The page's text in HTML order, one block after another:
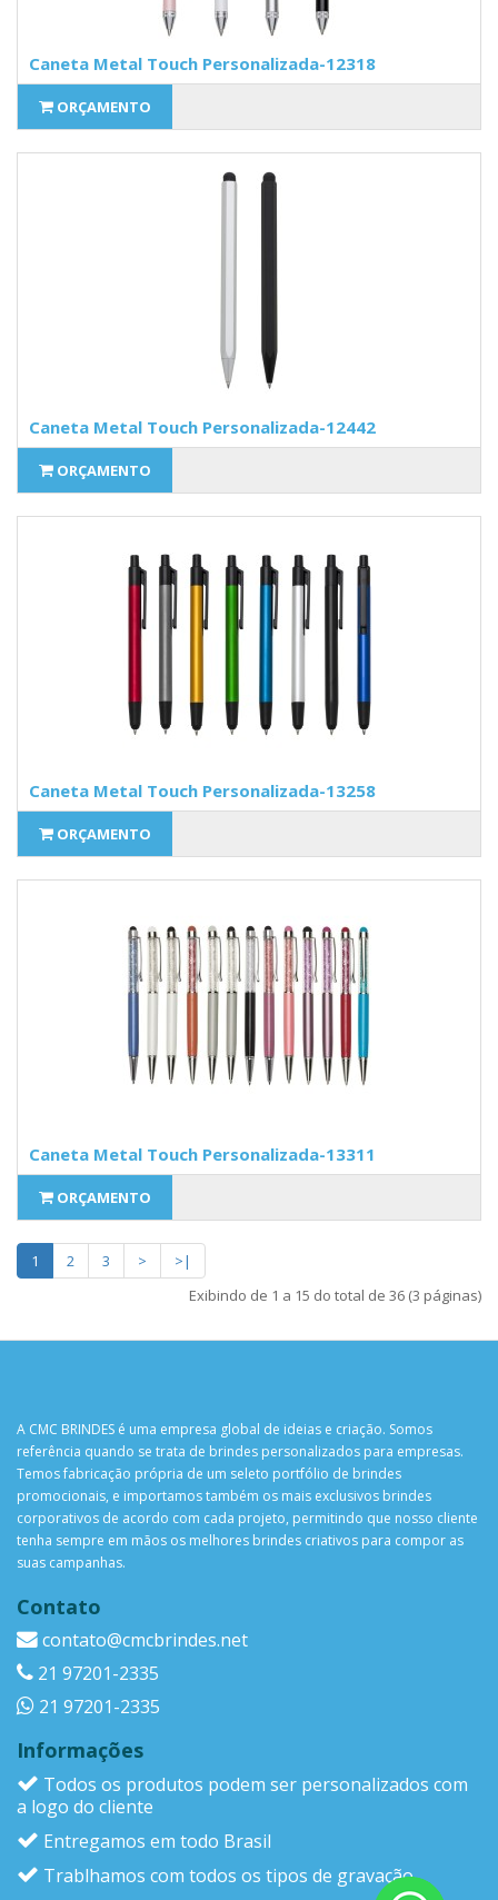
Caneta Metal Touch Personalizada-12318
ORÇAMENTO
Caneta Metal Touch Personalizada-12442
ORÇAMENTO
Caneta Metal Touch Personalizada-13258
ORÇAMENTO
Caneta Metal Touch Personalizada-13311
ORÇAMENTO
1 2 3 >
>|
Exibindo de 1 a 15 do total de 36 (3 páginas)
A CMC BRINDES é uma empresa global de ideias e criação. Somos
referência quando se trata de brindes personalizados para empresas.
Temos fabricação própria de um seleto portfólio de brindes
promocionais, e importamos também os mais exclusivos brindes
corporativos de acordo com cada projeto, permitindo que nosso cliente
tenha sempre em mãos os melhores brindes criativos para compor as
suas campanhas.
Contato
contato@cmcbrindes.net
21 97201-2335
21 97201-2335
Informações
Todos os produtos podem ser personalizados com
a logo do cliente
Entregamos em todo Brasil
Trablhamos com todos os tipos de gravação